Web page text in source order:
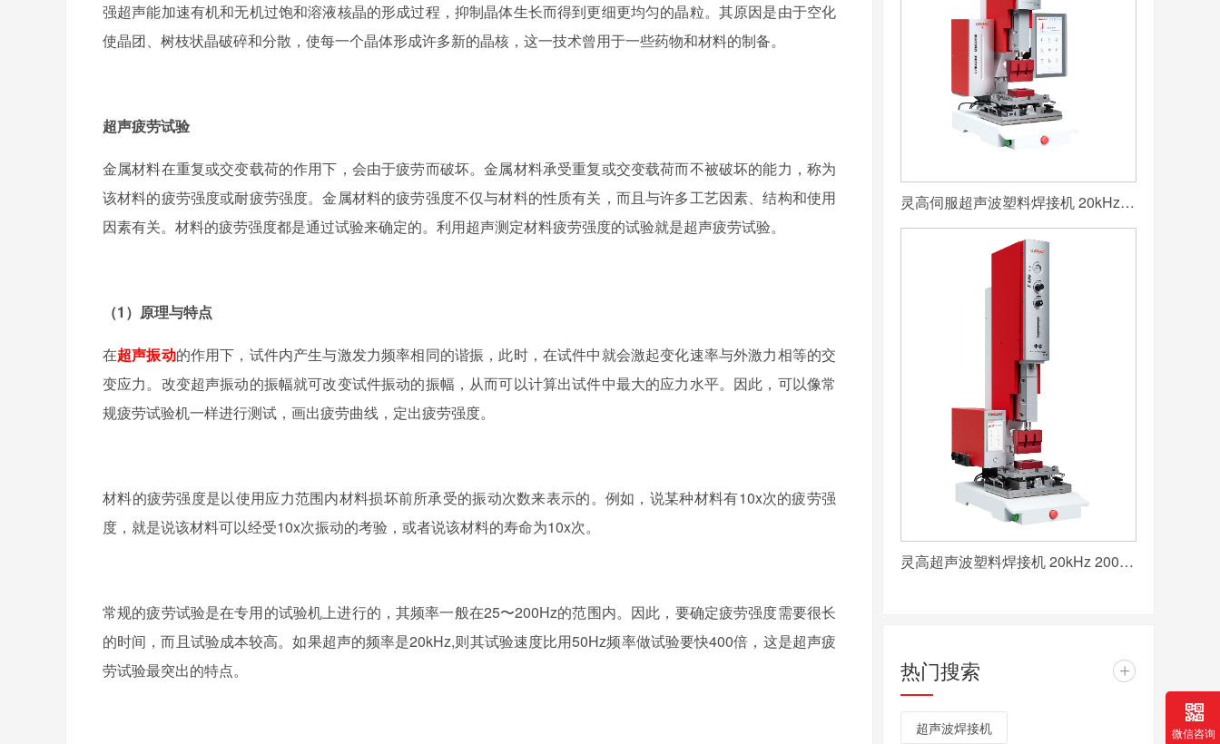
强超声能加速有机和无机过饱和溶液核晶的形成过程，抑制晶体生长而得到更细更均匀的晶粒。其原因是由于空化
使晶团、树枝状晶破碎和分散，使每一个晶体形成许多新的晶核，这一技术曾用于一些药物和材料的制备。
超声疲劳试验
金属材料在重复或交变载荷的作用下，会由于疲劳而破坏。金属材料承受重复或交变载荷而不被破坏的能力，称为
该材料的疲劳强度或耐疲劳强度。金属材料的疲劳强度不仅与材料的性质有关，而且与许多工艺因素、结构和使用
因素有关。材料的疲劳强度都是通过试验来确定的。利用超声测定材料疲劳强度的试验就是超声疲劳试验。
（1）原理与特点
在超声振动的作用下，试件内产生与激发力频率相同的谐振，此时，在试件中就会激起变化速率与外激力相等的交
变应力。改变超声振动的振幅就可改变试件振动的振幅，从而可以计算出试件中最大的应力水平。因此，可以像常
规疲劳试验机一样进行测试，画出疲劳曲线，定出疲劳强度。
材料的疲劳强度是以使用应力范围内材料损坏前所承受的振动次数来表示的。例如，说某种材料有10x次的疲劳强
度，就是说该材料可以经受10x次振动的考验，或者说该材料的寿命为10x次。
常规的疲劳试验是在专用的试验机上进行的，其频率一般在25〜200Hz的范围内。因此，要确定疲劳强度需要很长
的时间，而且试验成本较高。如果超声的频率是20kHz,则其试验速度比用50Hz频率做试验要快400倍，这是超声疲
劳试验最突出的特点。
灵高伺服超声波塑料焊接机 20kHz 2000/3000W K3000 Servo
灵高超声波塑料焊接机 20kHz 2000/3000W K3000 Pro
热门搜索 +
超声波焊接机 微信咨询